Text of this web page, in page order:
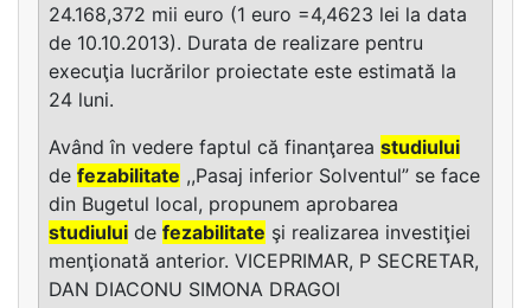
24.168,372 mii euro (1 euro =4,4623 lei la data
de 10.10.2013). Durata de realizare pentru
execuţia lucrărilor proiectate este estimată la
24 luni.
Având în vedere faptul că finanţarea studiului
de fezabilitate ,,Pasaj inferior Solventul” se face
din Bugetul local, propunem aprobarea
studiului de fezabilitate şi realizarea investiţiei
menţionată anterior. VICEPRIMAR, P SECRETAR,
DAN DIACONU SIMONA DRAGOI